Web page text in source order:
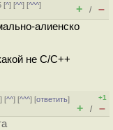
[^] [^^] [^^^]
+ / –
алиенско
не С/С++
] [^^] [^^^] [ответить]
+1
+ / –